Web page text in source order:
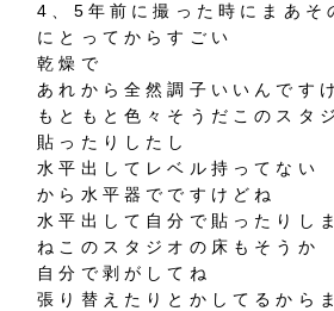
4、5年前に撮った時にまあそ
にとってからすごい
乾燥で
あれから全然調子いいんです
もともと色々そうだこのスタ
貼ったりしたし
水平出してレベル持ってない
から水平器でですけどね
水平出して自分で貼ったりし
ねこのスタジオの床もそうか
自分で剥がしてね
張り替えたりとかしてるから